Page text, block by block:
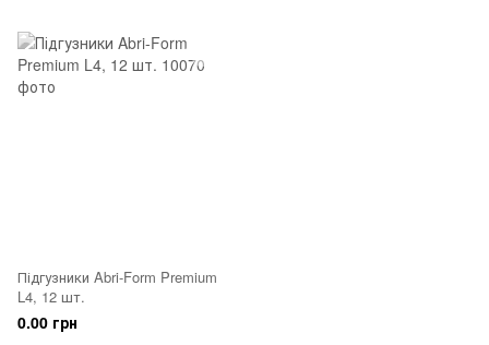
Підгузники Abri-Form Premium
L4, 12 шт.
0.00 грн